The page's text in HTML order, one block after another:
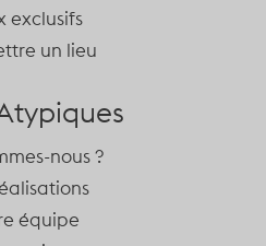
exclusifs
un lieu
nous ?
équipe